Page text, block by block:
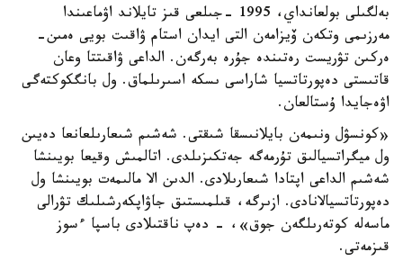
بەلگىلى بولعانداي، 1995 -جىلعى قىز تايلاند اۋماعىندا
مەرزىمى وتكەن ۆيزامەن التى ايدان استام ۋاقىت بويى ەمىن-
ەركىن تۋريست رەتىندە جۇرە بەرگەن. الداعى ۋاقىتتا وعان
قاتىستى دەپورتاتسيا شاراسى ىسكە اسىرىلماق. ول بانگكوكتەگى
اۋەجايدا ۇستالعان.
«كونسۋل ونىمەن بايلانىسقا شىقتى. شەشىم شىعارىلعانعا دەيىن
ول ميگراتسيالىق تۇرمەگە جەتكىزىلدى. اتالمىش وقيعا بويىنشا
شەشىم الداعى اپتادا شىعارىلادى. الدىن الا مالىمەت بويىنشا ول
دەپورتاتسيالانادى. ازىرگە، قىلمىستىق جاۋاپكەرشىلىك تۋرالى
ماسەلە كوتەرىلگەن جوق»، - دەپ ناقتىلادى باسپا ءسوز
قىزمەتى.